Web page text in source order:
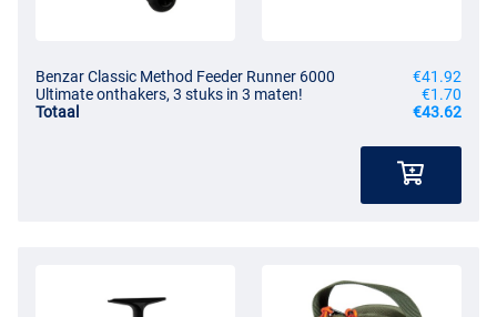
Benzar Classic Method Feeder Runner 6000
€41.92
Ultimate onthakers, 3 stuks in 3 maten!
€1.70
Totaal
€43.62